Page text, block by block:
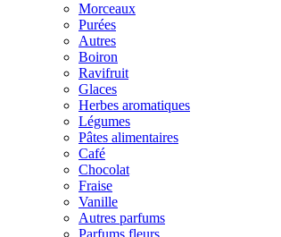
Morceaux
Purées
Autres
Boiron
Ravifruit
Glaces
Herbes aromatiques
Légumes
Pâtes alimentaires
Café
Chocolat
Fraise
Vanille
Autres parfums
Parfums fleurs